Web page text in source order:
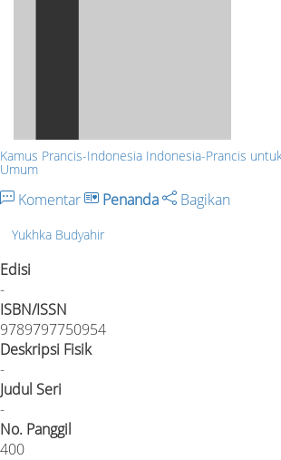
Kamus Prancis-Indonesia Indonesia-Prancis
Umum
Komentar Penanda Bagikan
Yukhka Budyahir
Edisi
-
ISBN/ISSN
9789797750954
Deskripsi Fisik
-
Judul Seri
-
No. Panggil
400